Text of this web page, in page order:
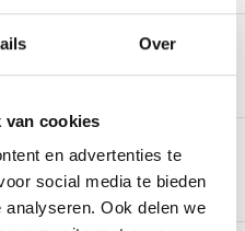
Over
van cookies
en advertenties te
social media te bieden
Ook delen we